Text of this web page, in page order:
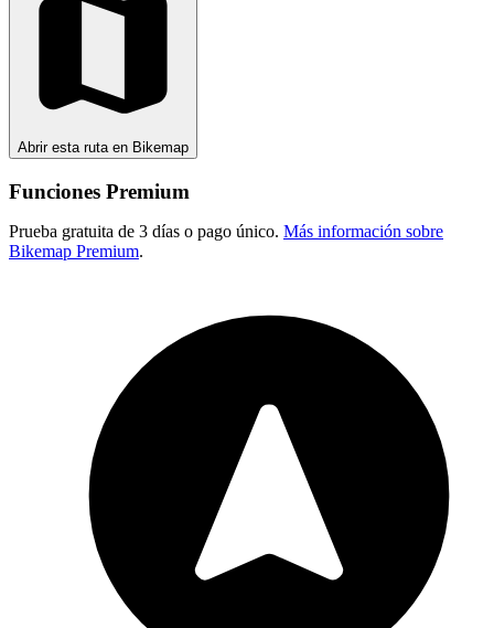
Abrir esta ruta en Bikemap
Funciones Premium
Prueba gratuita de 3 días o pago único. Más información sobre
Bikemap Premium.